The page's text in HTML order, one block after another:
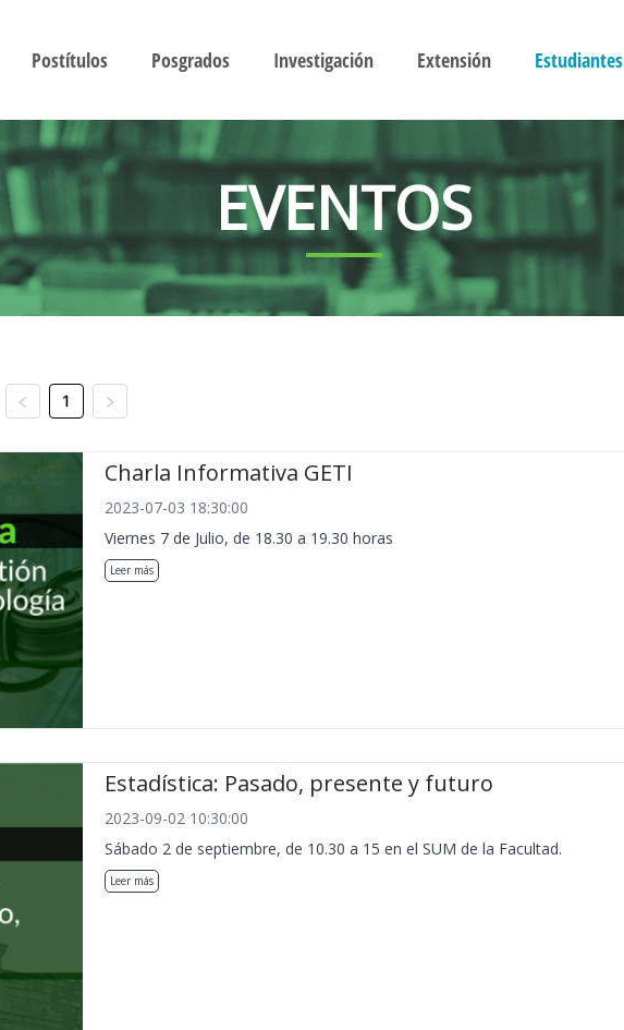
Postítulos Posgrados Investigación Extensión Estudiantes
EVENTOS
1
Charla Informativa GETI
2023-07-03 18:30:00
Viernes 7 de Julio, de 18.30 a 19.30 horas
Leer más
Estadística: Pasado, presente y futuro
2023-09-02 10:30:00
Sábado 2 de septiembre, de 10.30 a 15 en el SUM de la Facultad.
Leer más